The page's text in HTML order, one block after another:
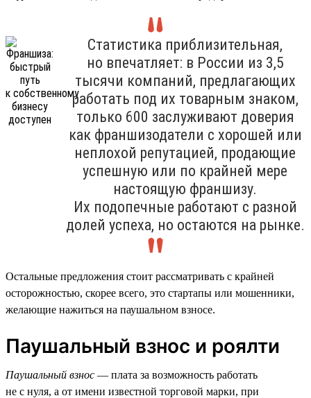
Статистика приблизительная,
но впечатляет: в России из 3,5
тысячи компаний, предлагающих
работать под их товарным знаком,
только 600 заслуживают доверия
как франшизодатели с хорошей или
неплохой репутацией, продающие
успешную или по крайней мере
настоящую франшизу.
Их подопечные работают с разной
долей успеха, но остаются на рынке.
Остальные предложения стоит рассматривать с крайней
осторожностью, скорее всего, это стартапы или мошенники,
желающие нажиться на паушальном взносе.
Паушальный взнос и роялти
Паушальный взнос — плата за возможность работать
не с нуля, а от имени известной торговой марки, при